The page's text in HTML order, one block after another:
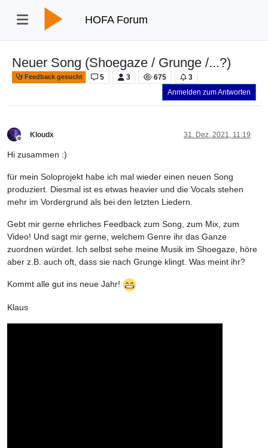
HOFA Forum
Neuer Song (Shoegaze / Grunge /...?)
Feedback gesucht 5 3 675
3
Anmelden zum Antworten
Kloudx 31. Dez. 2021, 11:19
Hi zusammen :)
für mein Soloprojekt habe ich mal wieder einen neuen Song
produziert. Diesmal ist es etwas heavier und die Vocals stehen
mehr im Vordergrund als bei den letzten Liedern.
Gebt mir gerne ehrliches Feedback zum Song, zum Mix, zum
Video! Und sagt mir gerne, welchem Genre ihr das Ganze
zuordnen würdet. Ich selbst sehe meine Musik im Shoegaze, höre
aber z.B. auch oft, dass sie nach Grunge klingt. Was meint ihr?
Kommt alle gut ins neue Jahr!
Klaus